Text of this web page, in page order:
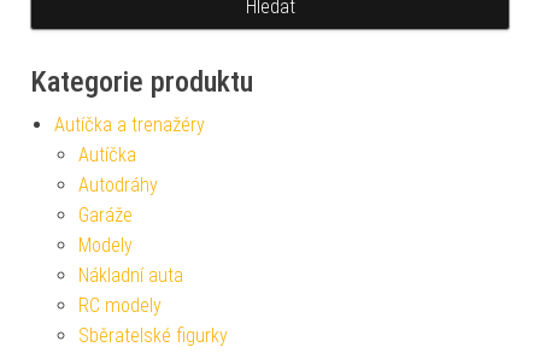
Kategorie produktu
Autíčka a trenažéry
Autíčka
Autodráhy
Garáže
Modely
Nákladní auta
RC modely
Sběratelské figurky